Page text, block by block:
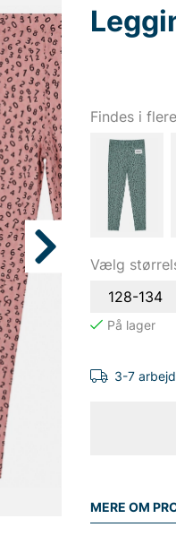
Findes i
Vælg
128-134
3-7
MERE OM